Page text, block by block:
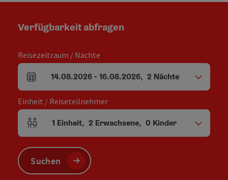
Verfügbarkeit abfragen
Reisezeitraum / Nächte
An- und Abreisefelder
14.08.2026- 16.08.2026, 2 Nächte
Einheit / Reiseteilnehmer
Einheitenanzahl und Personenfelder
1 Einheit, 2 Erwachsene, 0 Kinder
Suchen